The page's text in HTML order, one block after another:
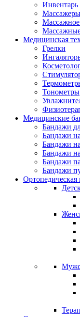
Инвентарь
Массажеры
Массажное
Медицинская
Грелки
Тонометры
Медицинские
Бандажи
Бандажи
Бандажи
Бандажи
Бандажи
Бандажи
Ортопедическая